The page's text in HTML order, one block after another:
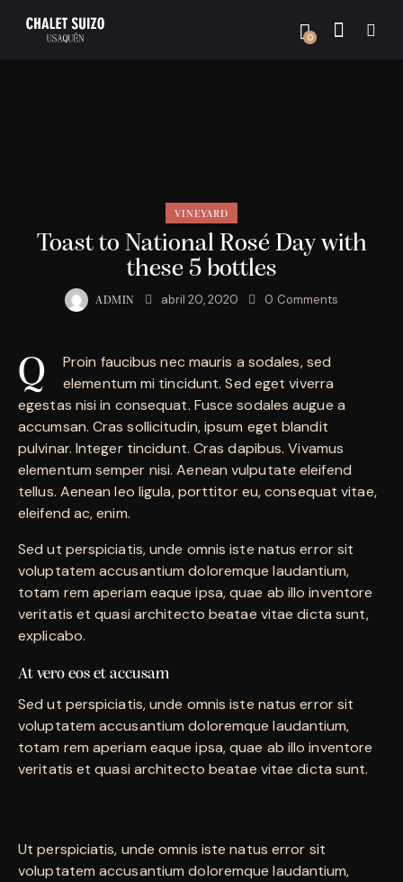
0
VINEYARD
Toast to National Rosé Day with
these 5 bottles
ADMIN abril 20, 2020 0 Comments
Q
Proin faucibus nec mauris a sodales, sed
elementum mi tincidunt. Sed eget viverra
egestas nisi in consequat. Fusce sodales augue a
accumsan. Cras sollicitudin, ipsum eget blandit
pulvinar. Integer tincidunt. Cras dapibus. Vivamus
elementum semper nisi. Aenean vulputate eleifend
tellus. Aenean leo ligula, porttitor eu, consequat vitae,
eleifend ac, enim.
Sed ut perspiciatis, unde omnis iste natus error sit
voluptatem accusantium doloremque laudantium,
totam rem aperiam eaque ipsa, quae ab illo inventore
veritatis et quasi architecto beatae vitae dicta sunt,
explicabo.
At vero eos et accusam
Sed ut perspiciatis, unde omnis iste natus error sit
voluptatem accusantium doloremque laudantium,
totam rem aperiam eaque ipsa, quae ab illo inventore
veritatis et quasi architecto beatae vitae dicta sunt.
Ut perspiciatis, unde omnis iste natus error sit
voluptatem accusantium doloremque laudantium,